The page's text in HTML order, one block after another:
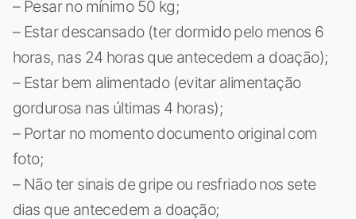
– Pesar no mínimo 50 kg;
– Estar descansado (ter dormido pelo menos 6
horas, nas 24 horas que antecedem a doação);
– Estar bem alimentado (evitar alimentação
gordurosa nas últimas 4 horas);
– Portar no momento documento original com
foto;
– Não ter sinais de gripe ou resfriado nos sete
dias que antecedem a doação;